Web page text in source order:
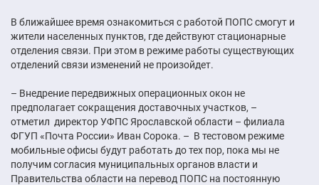
В ближайшее время ознакомиться с работой ПОПС смогут и
жители населенных пунктов, где действуют стационарные
отделения связи. При этом в режиме работы существующих
отделений связи изменений не произойдет.
– Внедрение передвижных операционных окон не
предполагает сокращения доставочных участков, –
отметил директор УФПС Ярославской области – филиала
ФГУП «Почта России» Иван Сорока. – В тестовом режиме
мобильные офисы будут работать до тех пор, пока мы не
получим согласия муниципальных органов власти и
Правительства области на перевод ПОПС на постоянную